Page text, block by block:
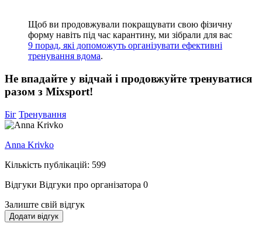
Щоб ви продовжували покращувати свою фізичну
форму навіть під час карантину, ми зібрали для вас
9 порад, які допоможуть організувати ефективні
тренування вдома.
Не впадайте у відчай і продовжуйте тренуватися
разом з Mixsport!
Біг Тренування
Anna Krivko
Кількість публікацій: 599
Відгуки Відгуки про організатора 0
Залиште свій відгук
Додати відгук